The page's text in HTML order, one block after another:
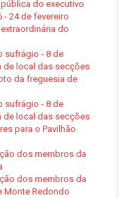
do executivo
- 24 de fevereiro
do
sufrágio - 8 de
de local das secções
da freguesia de
sufrágio - 8 de
de local das secções
para o Pavilhão
dos membros da
dos membros da
Monte Redondo